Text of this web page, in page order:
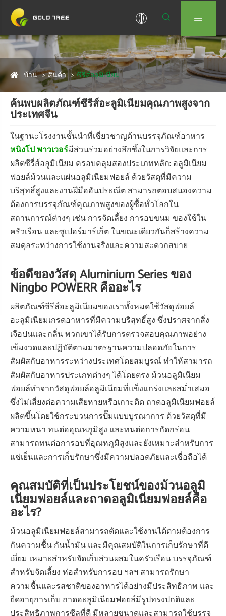
 
บ้าน สินค้า ซีรี่ส์อลูมิเนียม
ค้นพบผลิตภัณฑ์ซีรีส์อะลูมิเนียมคุณภาพสูงจาก
ประเทศจีน
ในฐานะโรงงานชั้นนำที่เชี่ยวชาญด้านบรรจุภัณฑ์อาหาร
หนิงโป พาวเวอร์มีส่วนร่วมอย่างลึกซึ้งในการวิจัยและการ
ผลิตซีรี่ส์อลูมิเนียม ครอบคลุมสองประเภทหลัก: อลูมิเนียม
ฟอยล์ม้วนและแผ่นอลูมิเนียมฟอยล์ ด้วยวัสดุที่มีความ
บริสุทธิ์สูงและงานฝีมืออันประณีต สามารถตอบสนองความ
ต้องการบรรจุภัณฑ์คุณภาพสูงของผู้ซื้อทั่วโลกใน
สถานการณ์ต่างๆ เช่น การจัดเลี้ยง การอบขนม ของใช้ใน
ครัวเรือน และซูเปอร์มาร์เก็ต ในขณะเดียวกันก็สร้างความ
สมดุลระหว่างการใช้งานจริงและความสะดวกสบาย
ข้อดีของวัสดุ Aluminium Series ของ
Ningbo POWERR คืออะไร
ผลิตภัณฑ์ซีรีส์อะลูมิเนียมของเราทั้งหมดใช้วัสดุฟอยล์
อะลูมิเนียมเกรดอาหารที่มีความบริสุทธิ์สูง ซึ่งปราศจากสิ่ง
เจือปนและกลิ่น พวกเขาได้รับการตรวจสอบคุณภาพอย่าง
เข้มงวดและปฏิบัติตามมาตรฐานความปลอดภัยในการ
สัมผัสกับอาหารระหว่างประเทศโดยสมบูรณ์ ทำให้สามารถ
สัมผัสกับอาหารประเภทต่างๆ ได้โดยตรง ม้วนอลูมิเนียม
ฟอยล์ทำจากวัสดุฟอยล์อลูมิเนียมที่แข็งแกร่งและสม่ำเสมอ
ซึ่งไม่เสี่ยงต่อความเสียหายหรือเกาะติด ถาดอลูมิเนียมฟอยล์
ผลิตขึ้นโดยใช้กระบวนการปั๊มแบบบูรณาการ ด้วยวัสดุที่มี
ความหนา ทนต่ออุณหภูมิสูง และทนต่อการกัดกร่อน
สามารถทนต่อการอบที่อุณหภูมิสูงและยังเหมาะสำหรับการ
แช่เย็นและการเก็บรักษาซึ่งมีความปลอดภัยและเชื่อถือได้
คุณสมบัติที่เป็นประโยชน์ของม้วนอลูมิ
เนียมฟอยล์และถาดอลูมิเนียมฟอยล์คือ
อะไร?
ม้วนอลูมิเนียมฟอยล์สามารถตัดและใช้งานได้ตามต้องการ
กันความชื้น กันน้ำมัน และมีคุณสมบัติในการเก็บรักษาที่ดี
เยี่ยม เหมาะสำหรับจัดเก็บส่วนผสมในครัวเรือน บรรจุภัณฑ์
สำหรับจัดเลี้ยง ห่อสำหรับการอบ ฯลฯ สามารถรักษา
ความชื้นและรสชาติของอาหารได้อย่างมีประสิทธิภาพ และ
ยืดอายุการเก็บ ถาดอะลูมิเนียมฟอยล์มีรูปทรงปกติและ